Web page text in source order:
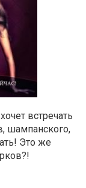
встречать
шампанского,
Это же